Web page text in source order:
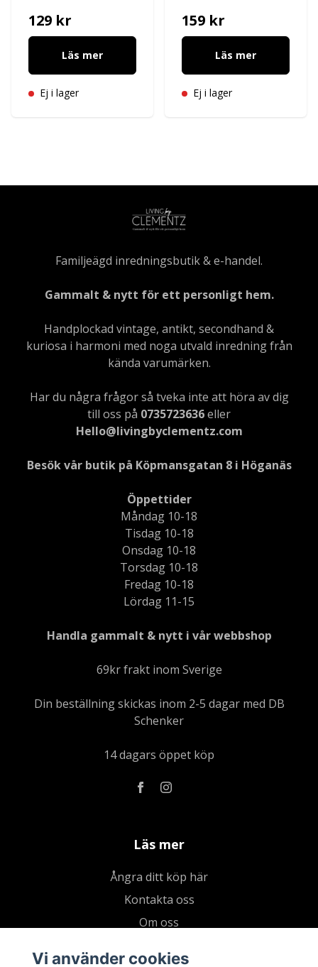
129 kr
Läs mer
Ej i lager
159 kr
Läs mer
Ej i lager
Familjeägd inredningsbutik & e-handel.
Gammalt & nytt för ett personligt hem.
Handplockad vintage, antikt, secondhand &
kuriosa i harmoni med noga utvald inredning från
kända varumärken.
Har du några frågor så tveka inte att höra av dig
till oss på 0735723636eller
Hello@livingbyclementz.com
Besök vår butik på Köpmansgatan 8 i Höganäs
Öppettider
Måndag 10-18
Tisdag 10-18
Onsdag 10-18
Torsdag 10-18
Fredag 10-18
Lördag 11-15
Handla gammalt & nytt i vår webbshop
69kr frakt inom Sverige
Din beställning skickas inom 2-5 dagar med DB
Schenker
14 dagars öppet köp
Läs mer
Ångra ditt köp här
Kontakta oss
Om oss
Vi använder cookies